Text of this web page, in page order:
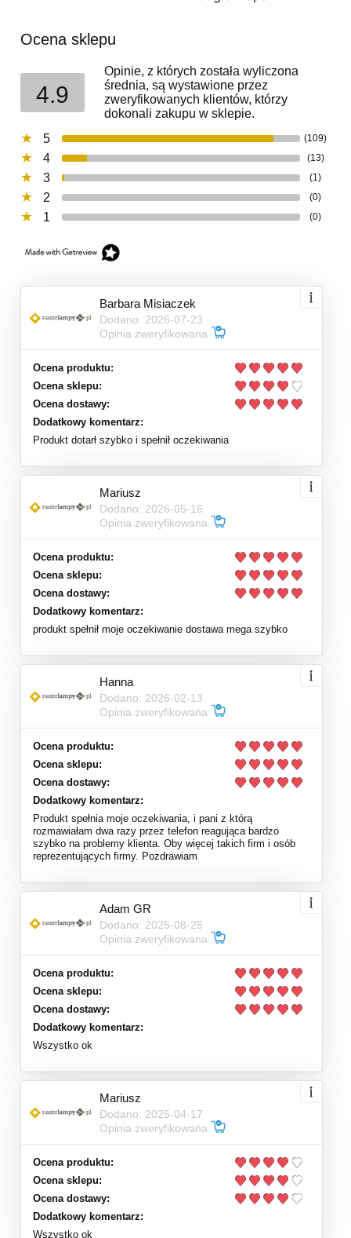
Ocena sklepu
4.9
Opinie, z których została wyliczona
średnia, są wystawione przez
zweryfikowanych klientów, którzy
dokonali zakupu w sklepie.
5
(109)
4 (13)
3 (1)
2 (0)
1 (0)
Barbara Misiaczek
Dodano: 2026-07-23
Opinia zweryfikowana
Ocena produktu:
Ocena sklepu:
Ocena dostawy:
Dodatkowy komentarz:
Produkt dotarł szybko i spełnił oczekiwania
Mariusz
Dodano: 2026-05-16
Opinia zweryfikowana
Ocena produktu:
Ocena sklepu:
Ocena dostawy:
Dodatkowy komentarz:
produkt spełnił moje oczekiwanie dostawa mega szybko
Hanna
Dodano: 2026-02-13
Opinia zweryfikowana
Ocena produktu:
Ocena sklepu:
Ocena dostawy:
Dodatkowy komentarz:
Produkt spełnia moje oczekiwania, i pani z którą
rozmawiałam dwa razy przez telefon reagująca bardzo
szybko na problemy klienta. Oby więcej takich firm i osób
reprezentujących firmy. Pozdrawiam
Adam GR
Dodano: 2025-08-25
Opinia zweryfikowana
Ocena produktu:
Ocena sklepu:
Ocena dostawy:
Dodatkowy komentarz:
Wszystko ok
Mariusz
Dodano: 2025-04-17
Opinia zweryfikowana
Ocena produktu:
Ocena sklepu:
Ocena dostawy:
Dodatkowy komentarz:
Wszystko ok